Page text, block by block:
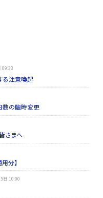
09:33
る注意喚起
数の臨時変更
さまへ
分】
日 10:00